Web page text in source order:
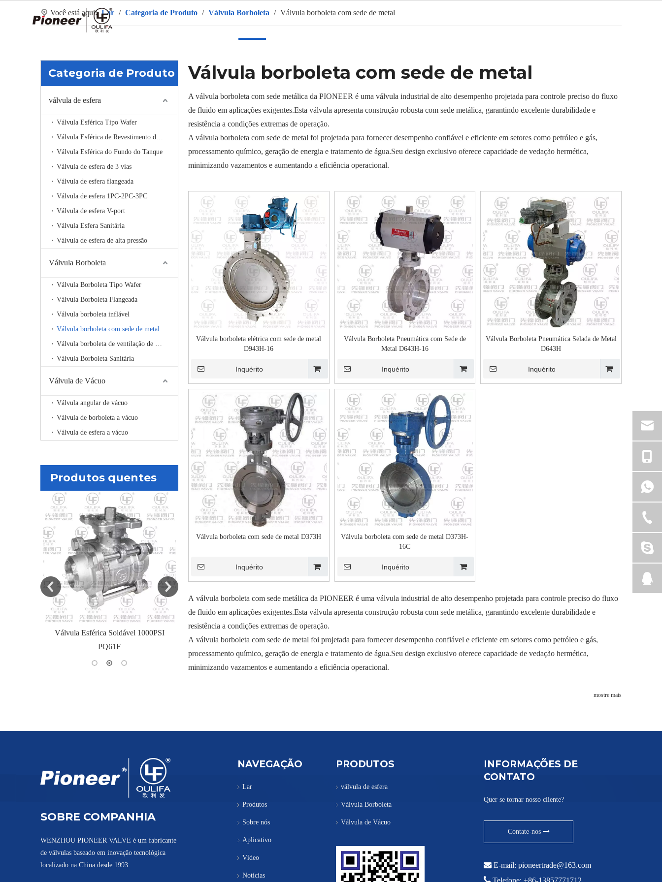
Você está aqui: Lar / Categoria de Produto / Válvula Borboleta / Válvula borboleta com sede de metal
Categoria de Produto
válvula de esfera
Válvula Esférica Tipo Wafer
Válvula Esférica de Revestimento de Aquecimento
Válvula Esférica do Fundo do Tanque
Válvula de esfera de 3 vias
Válvula de esfera flangeada
Válvula de esfera 1PC-2PC-3PC
Válvula de esfera V-port
Válvula Esfera Sanitária
Válvula de esfera de alta pressão
Válvula Borboleta
Válvula Borboleta Tipo Wafer
Válvula Borboleta Flangeada
Válvula borboleta inflável
Válvula borboleta com sede de metal
Válvula borboleta de ventilação de alta temperatura
Válvula Borboleta Sanitária
Válvula de Vácuo
Válvula angular de vácuo
Válvula de borboleta a vácuo
Válvula de esfera a vácuo
Produtos quentes
Válvula Esférica Soldável 1000PSI
PQ61F
Insulated Signal Flanged Ball Valve
Válvula Esférica para Fundo de Tanque
com Haste Inclinada XGQ41F-16P
Válvula borboleta com sede de metal
A válvula borboleta com sede metálica da PIONEER é uma válvula industrial de alto desempenho projetada para controle preciso do fluxo
de fluido em aplicações exigentes.Esta válvula apresenta construção robusta com sede metálica, garantindo excelente durabilidade e
resistência a condições extremas de operação.
A válvula borboleta com sede de metal foi projetada para fornecer desempenho confiável e eficiente em setores como petróleo e gás,
processamento químico, geração de energia e tratamento de água.Seu design exclusivo oferece capacidade de vedação hermética,
minimizando vazamentos e aumentando a eficiência operacional.
Válvula borboleta elétrica com sede de metal
D943H-16
Inquérito
Válvula Borboleta Pneumática com Sede de
Metal D643H-16
Inquérito
Válvula Borboleta Pneumática Selada de Metal
D643H
Inquérito
Válvula borboleta com sede de metal D373H
Inquérito
Válvula borboleta com sede de metal D373H-
16C
Inquérito
A válvula borboleta com sede metálica da PIONEER é uma válvula industrial de alto desempenho projetada para controle preciso do fluxo
de fluido em aplicações exigentes.Esta válvula apresenta construção robusta com sede metálica, garantindo excelente durabilidade e
resistência a condições extremas de operação.
A válvula borboleta com sede de metal foi projetada para fornecer desempenho confiável e eficiente em setores como petróleo e gás,
processamento químico, geração de energia e tratamento de água.Seu design exclusivo oferece capacidade de vedação hermética,
minimizando vazamentos e aumentando a eficiência operacional.
mostre mais
SOBRE COMPANHIA
WENZHOU PIONEER VALVE é um fabricante
de válvulas baseado em inovação tecnológica
localizado na China desde 1993.
NAVEGAÇÃO
Lar
Produtos
Sobre nós
Aplicativo
Vídeo
Notícias
PRODUTOS
válvula de esfera
Válvula Borboleta
Válvula de Vácuo
INFORMAÇÕES DE
CONTATO
Quer se tornar nosso cliente?
Contate-nos
 E-mail: pioneertrade@163.com
 Telefone: +86-13857771712